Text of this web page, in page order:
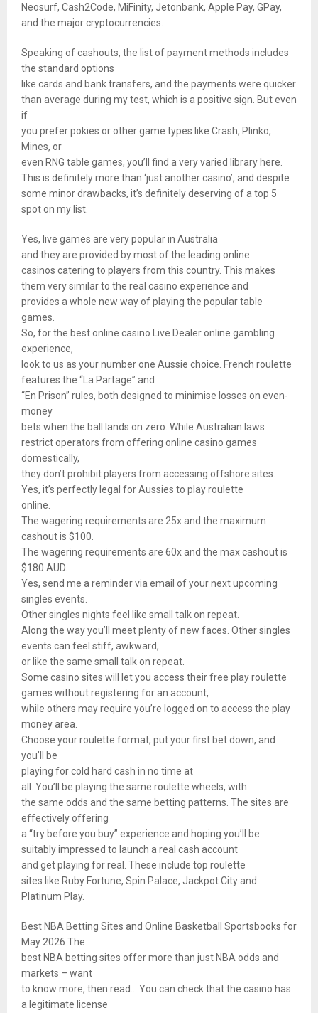
Neosurf, Cash2Code, MiFinity, Jetonbank, Apple Pay, GPay,
and the major cryptocurrencies.
Speaking of cashouts, the list of payment methods includes
the standard options
like cards and bank transfers, and the payments were quicker
than average during my test, which is a positive sign. But even
if
you prefer pokies or other game types like Crash, Plinko,
Mines, or
even RNG table games, you’ll find a very varied library here.
This is definitely more than ‘just another casino’, and despite
some minor drawbacks, it’s definitely deserving of a top 5
spot on my list.
Yes, live games are very popular in Australia
and they are provided by most of the leading online
casinos catering to players from this country. This makes
them very similar to the real casino experience and
provides a whole new way of playing the popular table
games.
So, for the best online casino Live Dealer online gambling
experience,
look to us as your number one Aussie choice. French roulette
features the “La Partage” and
“En Prison” rules, both designed to minimise losses on even-
money
bets when the ball lands on zero. While Australian laws
restrict operators from offering online casino games
domestically,
they don’t prohibit players from accessing offshore sites.
Yes, it’s perfectly legal for Aussies to play roulette
online.
The wagering requirements are 25x and the maximum
cashout is $100.
The wagering requirements are 60x and the max cashout is
$180 AUD.
Yes, send me a reminder via email of your next upcoming
singles events.
Other singles nights feel like small talk on repeat.
Along the way you’ll meet plenty of new faces. Other singles
events can feel stiff, awkward,
or like the same small talk on repeat.
Some casino sites will let you access their free play roulette
games without registering for an account,
while others may require you’re logged on to access the play
money area.
Choose your roulette format, put your first bet down, and
you’ll be
playing for cold hard cash in no time at
all. You’ll be playing the same roulette wheels, with
the same odds and the same betting patterns. The sites are
effectively offering
a “try before you buy” experience and hoping you’ll be
suitably impressed to launch a real cash account
and get playing for real. These include top roulette
sites like Ruby Fortune, Spin Palace, Jackpot City and
Platinum Play.
Best NBA Betting Sites and Online Basketball Sportsbooks for
May 2026 The
best NBA betting sites offer more than just NBA odds and
markets – want
to know more, then read… You can check that the casino has
a legitimate license